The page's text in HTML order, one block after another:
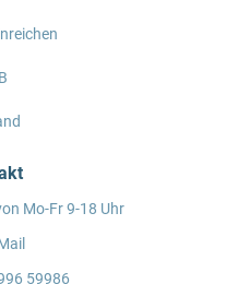
Mo-Fr 9-18 Uhr
59986